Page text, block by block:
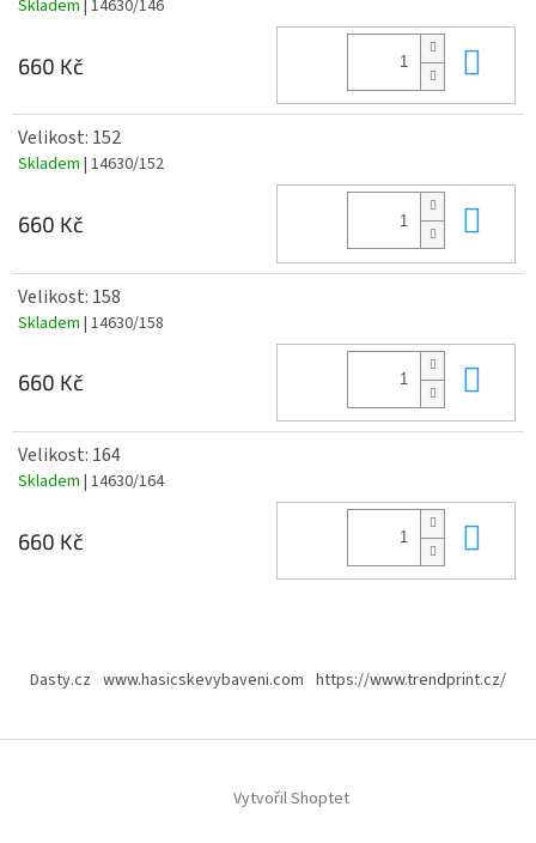
Skladem | 14630/146
660 Kč
Velikost: 152
Skladem | 14630/152
660 Kč
Velikost: 158
Skladem | 14630/158
660 Kč
Velikost: 164
Skladem | 14630/164
660 Kč
Dasty.cz www.hasicskevybaveni.com https://www.trendprint.cz/
Vytvořil Shoptet